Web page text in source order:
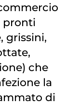
pronti
grissini,
che
la
di